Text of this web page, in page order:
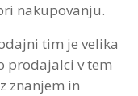
nakupovanju.
tim je velika
prodajalci v tem
znanjem in